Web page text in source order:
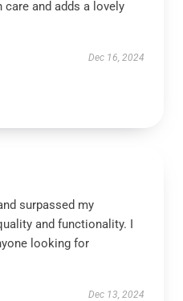
care and adds a lovely
Dec 16, 2024
surpassed my
and functionality. I
looking for
Dec 13, 2024